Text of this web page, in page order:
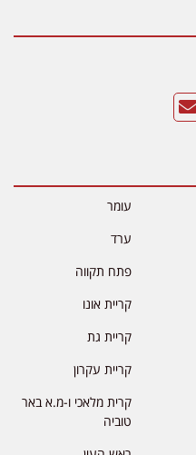
עומר
ערד
פתח תקווה
קריית אונו
קריית גת
קריית עקרון
קרית מלאכי ו-מ.א באר
טוביה